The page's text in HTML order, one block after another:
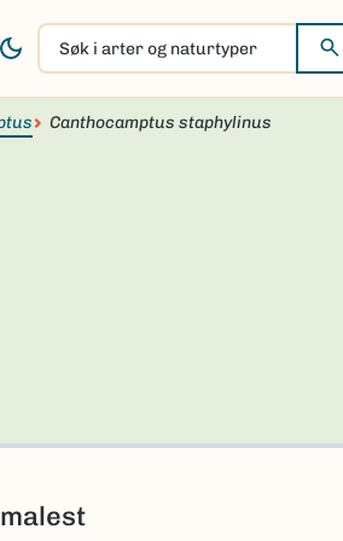
Søk
i
arter
ogCanthocamptus staphylinus